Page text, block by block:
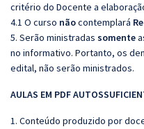
critério do Docente a
4.1 O curso nãocontemplará
5. Serão ministradas somente
no informativo. Portanto, os
edital, não serão ministrados.
AULAS EM PDF
1. Conteúdo produzido por